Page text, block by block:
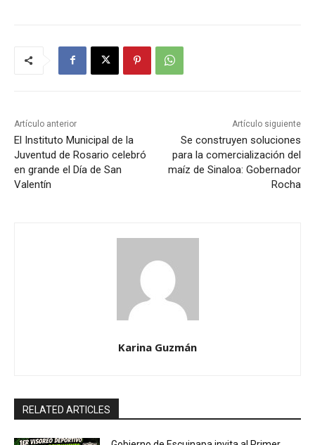
Artículo anterior
El Instituto Municipal de la
Juventud de Rosario celebró
en grande el Día de San
Valentín
Artículo siguiente
Se construyen soluciones
para la comercialización del
maíz de Sinaloa: Gobernador
Rocha
Karina Guzmán
RELATED ARTICLES